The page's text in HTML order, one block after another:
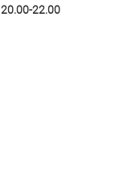
20.00-22.00